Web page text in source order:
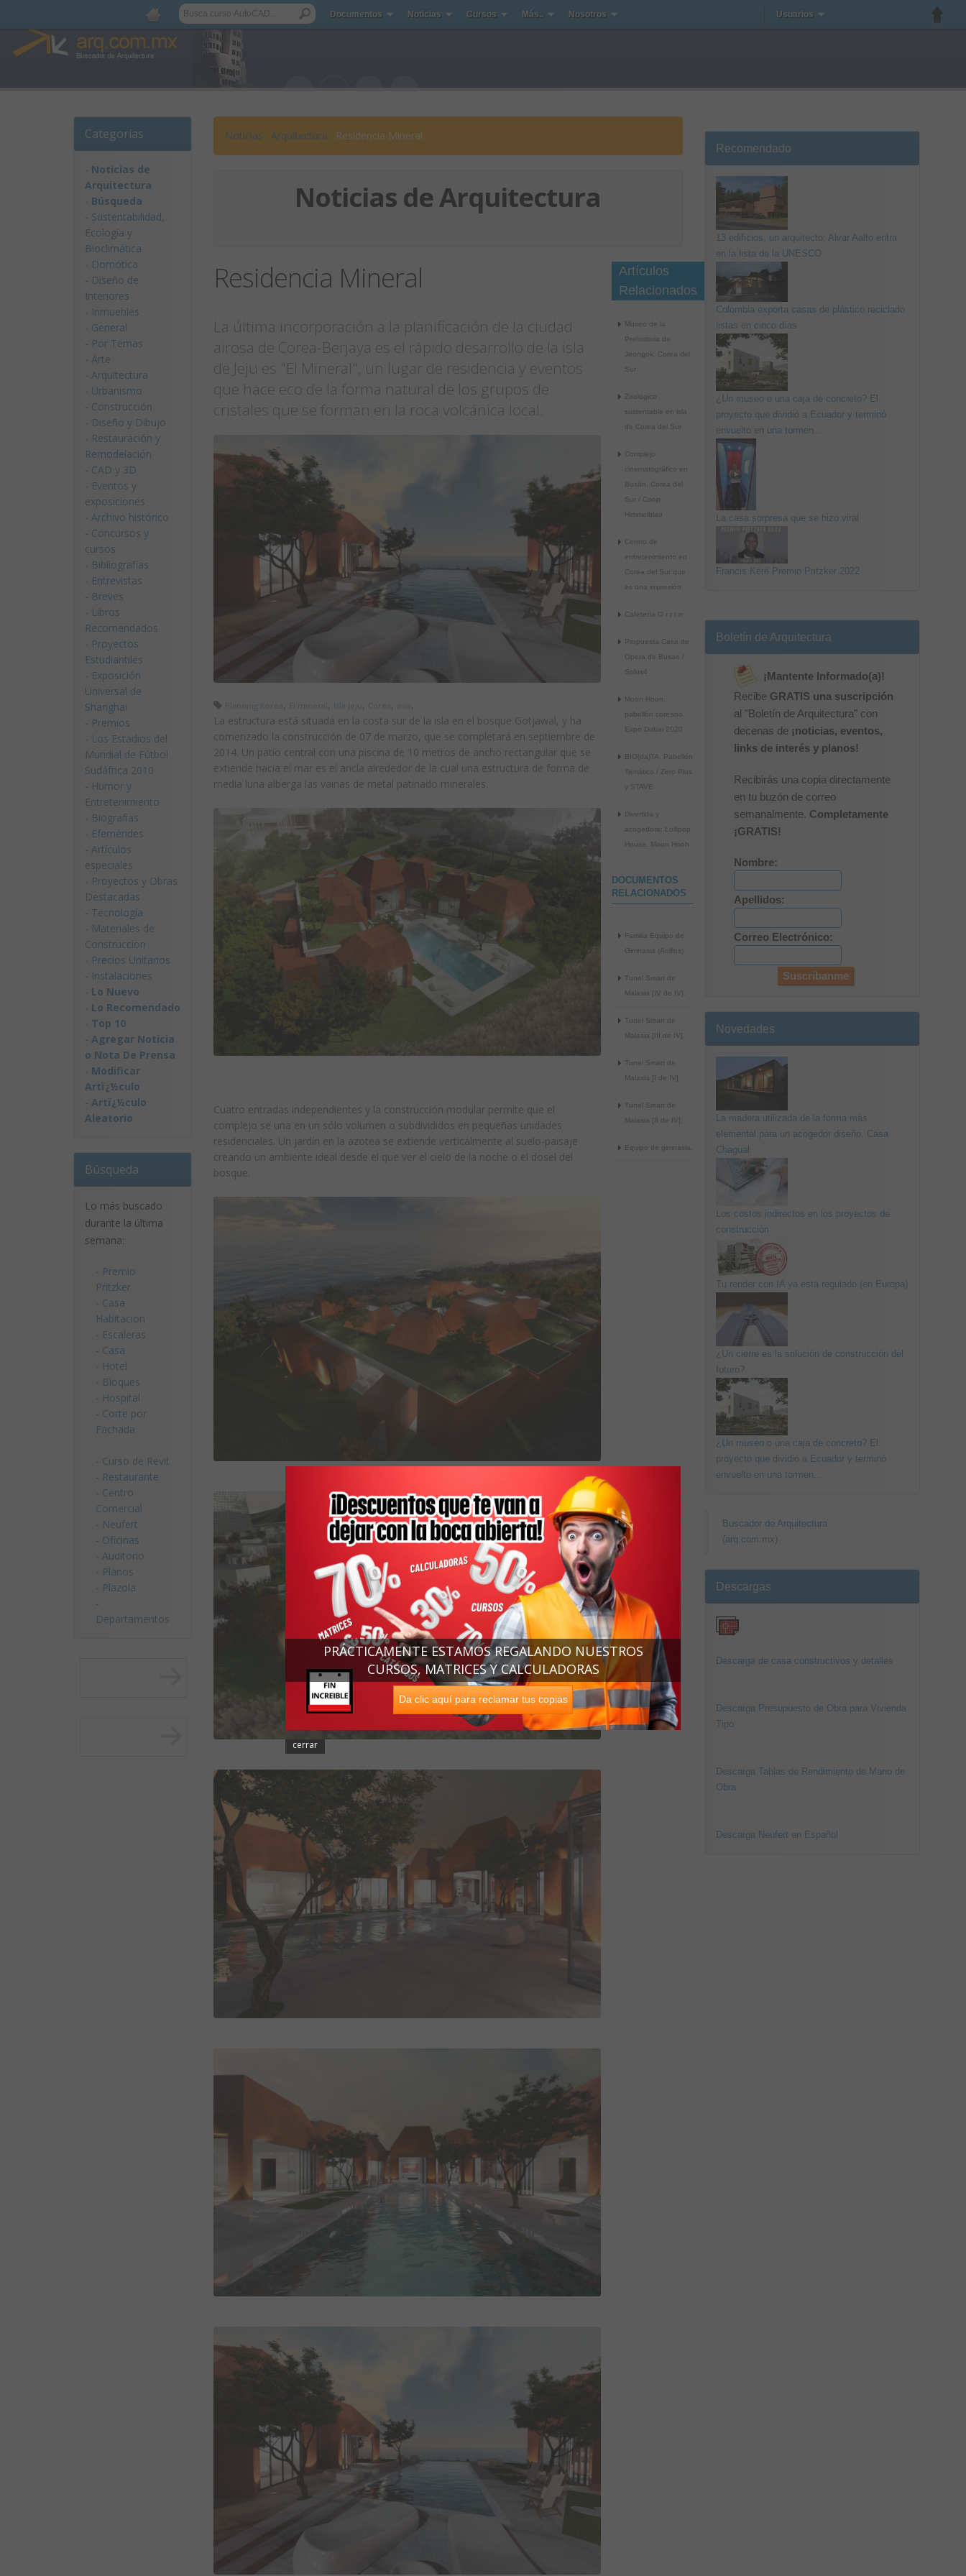
Documentos Noticias Cursos Más.. Nosotros Usuarios
Categorías
- Noticias de
Arquitectura
- Búsqueda
- Sustentabilidad,
Ecologí­a y
Bioclimática
- Domótica
- Diseño de
Interiores
- Inmuebles
- General
- Por Temas
- Arte
- Arquitectura
- Urbanismo
- Construcción
- Diseño y Dibujo
- Restauración y
Remodelación
- CAD y 3D
- Eventos y
exposiciones
- Archivo histórico
- Concursos y
cursos
- Bibliografias
- Entrevistas
- Breves
- Libros
Recomendados
- Proyectos
Estudiantiles
- Exposición
Universal de
Shanghai
- Premios
- Los Estadios del
Mundial de Fútbol
Sudáfrica 2010
- Humor y
Entretenimiento
- Biografías
- Efemérides
- Artículos
especiales
- Proyectos y Obras
Destacadas
- Tecnología
- Materiales de
Construccion
- Precios Unitarios
- Instalaciones
- Lo Nuevo
- Lo Recomendado
- Top 10
- Agregar Noticia
o Nota De Prensa
- Modificar
Artï¿½culo
- Artï¿½culo
Aleatorio
Búsqueda
Lo más buscado
durante la última
semana:
- Premio
Pritzker
- Casa
Habitacion
- Escaleras
- Casa
- Hotel
- Bloques
- Hospital
- Corte por
Fachada
- Curso de Revit
- Restaurante
- Centro
Comercial
- Neufert
- Oficinas
- Auditorio
- Planos
- Plazola
-
Departamentos
Noticias : Arquitectura : Residencia Mineral
Noticias de Arquitectura
Residencia Mineral
La última incorporación a la planificación de la ciudad
airosa de Corea-Berjaya es el rápido desarrollo de la isla
de Jeju es "El Mineral", un lugar de residencia y eventos
que hace eco de la forma natural de los grupos de
cristales que se forman en la roca volcánica local.
Planning Korea, El mineral, Isla Jeju, Corea, asia,
La estructura está situada en la costa sur de la isla en el bosque Gotjawal, y ha
comenzado la construcción de 07 de marzo, que se completará en septiembre de
2014. Un patio central con una piscina de 10 metros de ancho rectangular que se
extiende hacia el mar es el ancla alrededor de la cual una estructura de forma de
media luna alberga las vainas de metal patinado minerales.
Cuatro entradas independientes y la construcción modular permite que el
complejo se una en un sólo volumen o subdivididos en pequeñas unidades
residenciales. Un jardín en la azotea se extiende verticalmente al suelo-paisaje
creando un ambiente ideal desde el que ver el cielo de la noche o el dosel del
bosque.
Artículos
Relacionados
Museo de la
Prehistoria de
Jeongok, Corea del
Sur
Zoológico
sustentable en isla
de Corea del Sur
Complejo
cinematográfico en
Busán, Corea del
Sur / Coop
Himmelblau
Centro de
entretenimiento en
Corea del Sur que
es una impresión
Cafetería O r r r n
Propuesta Casa de
Opera de Busan /
Solus4
Moon Hoon,
pabellón coreano
Expo Dubai 2020
BIO(da)TA, Pabellón
Temático / Zero Plus
y STAVE
Divertida y
acogedora: Lollipop
House. Moon Hooh
DOCUMENTOS
RELACIONADOS
Familia Equipo de
Gimnasia (Anillos)
Tunel Smart de
Malasia [IV de IV].
Tunel Smart de
Malasia [III de IV].
Tunel Smart de
Malasia [I de IV].
Tunel Smart de
Malasia [II de IV].
Equipo de gimnasia.
Recomendado
13 edificios, un arquitecto: Alvar Aalto entra
en la lista de la UNESCO
Colombia exporta casas de plástico reciclado
listas en cinco días
¿Un museo o una caja de concreto? El
proyecto que dividió a Ecuador y terminó
envuelto en una tormen...
La casa sorpresa que se hizo viral
Francis Kéré Premio Pritzker 2022
Boletín de Arquitectura
¡Mantente Informado(a)!
Recibe GRATIS una suscripción
al "Boletín de Arquitectura" con
decenas de ¡noticias, eventos,
links de interés y planos!
Recibirás una copia directamente
en tu buzón de correo
semanalmente. Completamente
¡GRATIS!
Nombre:
Apellidos:
Correo Electrónico:
Novedades
La madera utilizada de la forma más
elemental para un acogedor diseño. Casa
Chagual.
Los costos indirectos en los proyectos de
construcción
Tu render con IA ya está regulado (en Europa)
¿Un cierre es la solución de construcción del
futuro?
¿Un museo o una caja de concreto? El
proyecto que dividió a Ecuador y terminó
envuelto en una tormen...
Buscador de Arquitectura
(arq.com.mx)
Descargas
Descarga de casa constructivos y detalles
Descarga Presupuesto de Obra para Vivienda
Tipo
Descarga Tablas de Rendimiento de Mano de
Obra
Descarga Neufert en Español
cerrar
Da clic aquí para reclamar tus copias
PRÁCTICAMENTE ESTAMOS REGALANDO NUESTROS
CURSOS, MATRICES Y CALCULADORAS